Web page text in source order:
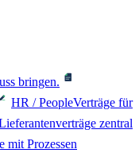
bringen.
HR / PeopleVerträge für
zentral
mit Prozessen